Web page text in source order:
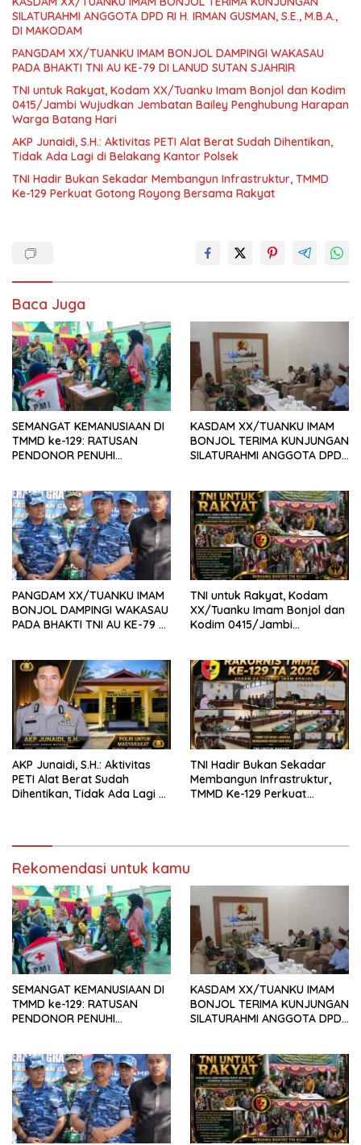
SILATURAHMI ANGGOTA DPD RI H. IRMAN GUSMAN, S.E., M.B.A.,
DI MAKODAM
PANGDAM XX/TUANKU IMAM BONJOL DAMPINGI WAKASAU
PADA BHAKTI TNI AU KE-79 DI LANUD SUTAN SJAHRIR
TNI untuk Rakyat, Kodam XX/Tuanku Imam Bonjol dan Kodim
0415/Jambi Wujudkan Jembatan Bailey Penghubung Harapan
Warga Batang Hari
AKP Junaidi, S.H.: Aktivitas PETI Alat Berat Sudah Dihentikan,
Tidak Ada Lagi di Belakang Kantor Polsek
TNI Hadir Bukan Sekadar Membangun Infrastruktur, TMMD
Ke-129 Perkuat Gotong Royong Bersama Rakyat
Baca Juga
SEMANGAT KEMANUSIAAN DI
TMMD ke-129: RATUSAN
PENDONOR PENUHI
KASDAM XX/TUANKU IMAM
BONJOL TERIMA KUNJUNGAN
SILATURAHMI ANGGOTA DPD
PANGDAM XX/TUANKU IMAM
BONJOL DAMPINGI WAKASAU
PADA BHAKTI TNI AU KE-79 DI
TNI untuk Rakyat, Kodam
XX/Tuanku Imam Bonjol dan
Kodim 0415/Jambi
Batang Hari
AKP Junaidi, S.H.: Aktivitas
PETI Alat Berat Sudah
Dihentikan, Tidak Ada Lagi di
TNI Hadir Bukan Sekadar
Membangun Infrastruktur,
TMMD Ke-129 Perkuat
Rekomendasi untuk kamu
SEMANGAT KEMANUSIAAN DI
TMMD ke-129: RATUSAN
PENDONOR PENUHI
KASDAM XX/TUANKU IMAM
BONJOL TERIMA KUNJUNGAN
SILATURAHMI ANGGOTA DPD